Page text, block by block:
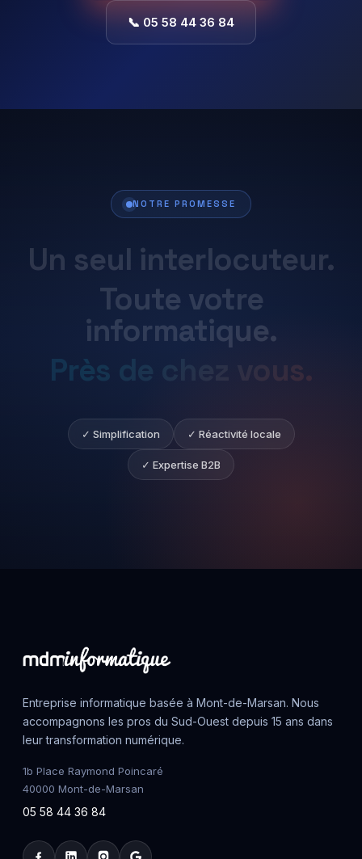
📞 05 58 44 36 84
NOTRE PROMESSE
Un seul interlocuteur.
Toute votre
informatique.
Près
vous.
✓ Simplification ✓ Réactivité locale
✓ Expertise B2B
Entreprise informatique basée à Mont-de-Marsan. Nous
accompagnons les pros du Sud-Ouest depuis 15 ans dans
leur transformation numérique.
1b Place Raymond Poincaré
40000 Mont-de-Marsan
05 58 44 36 84